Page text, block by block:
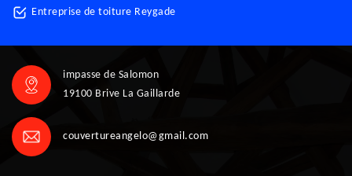
Entreprise de toiture Reygade
impasse de Salomon
19100 Brive La Gaillarde
couvertureangelo@gmail.com